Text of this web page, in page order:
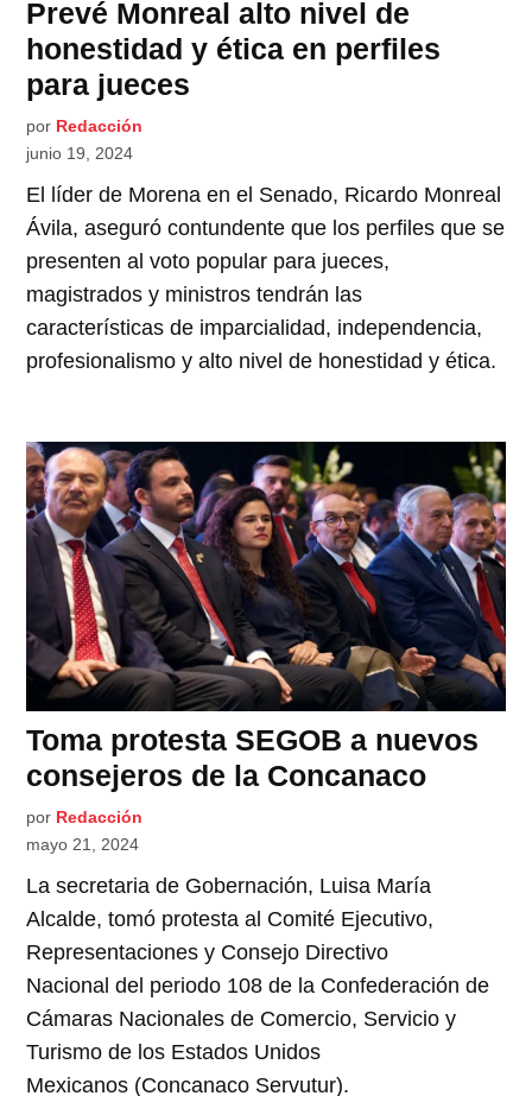
Prevé Monreal alto nivel de
honestidad y ética en perfiles
para jueces
por Redacción
junio 19, 2024
El líder de Morena en el Senado, Ricardo Monreal
Ávila, aseguró contundente que los perfiles que se
presenten al voto popular para jueces,
magistrados y ministros tendrán las
características de imparcialidad, independencia,
profesionalismo y alto nivel de honestidad y ética.
Toma protesta SEGOB a nuevos
consejeros de la Concanaco
por Redacción
mayo 21, 2024
La secretaria de Gobernación, Luisa María
Alcalde, tomó protesta al Comité Ejecutivo,
Representaciones y Consejo Directivo
Nacional del periodo 108 de la Confederación de
Cámaras Nacionales de Comercio, Servicio y
Turismo de los Estados Unidos
Mexicanos (Concanaco Servutur).